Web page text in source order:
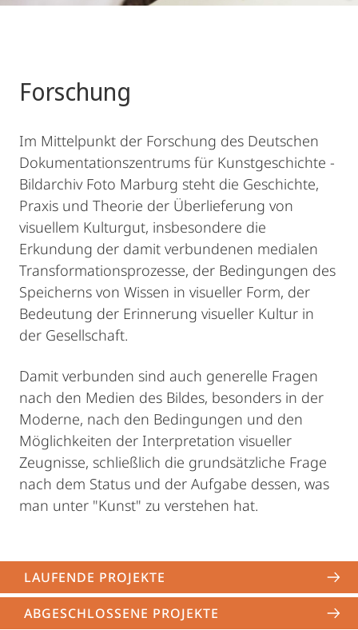
Forschung
Im Mittelpunkt der Forschung des Deutschen
Dokumentationszentrums für Kunstgeschichte -
Bildarchiv Foto Marburg steht die Geschichte,
Praxis und Theorie der Überlieferung von
visuellem Kulturgut, insbesondere die
Erkundung der damit verbundenen medialen
Transformationsprozesse, der Bedingungen des
Speicherns von Wissen in visueller Form, der
Bedeutung der Erinnerung visueller Kultur in
der Gesellschaft.
Damit verbunden sind auch generelle Fragen
nach den Medien des Bildes, besonders in der
Moderne, nach den Bedingungen und den
Möglichkeiten der Interpretation visueller
Zeugnisse, schließlich die grundsätzliche Frage
nach dem Status und der Aufgabe dessen, was
man unter "Kunst" zu verstehen hat.
LAUFENDE PROJEKTE
ABGESCHLOSSENE PROJEKTE